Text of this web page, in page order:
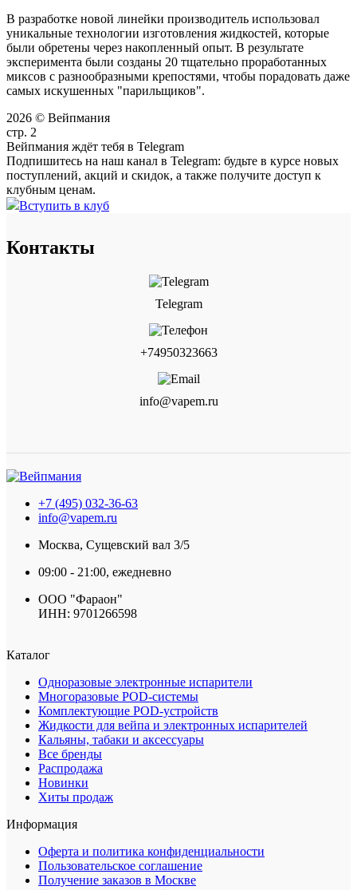
В разработке новой линейки производитель использовал
уникальные технологии изготовления жидкостей, которые
были обретены через накопленный опыт. В результате
эксперимента были созданы 20 тщательно проработанных
миксов с разнообразными крепостями, чтобы порадовать даже
самых искушенных "парильщиков".
2026 © Вейпмания
стр. 2
Вейпмания ждёт тебя в Telegram
Подпишитесь на наш канал в Telegram: будьте в курсе новых
поступлений, акций и скидок, а также получите доступ к
клубным ценам.
Вступить в клуб
Контакты
Telegram
+74950323663
info@vapem.ru
+7 (495) 032-36-63
info@vapem.ru
Москва, Сущевский вал 3/5
09:00 - 21:00, ежедневно
ООО "Фараон"
ИНН: 9701266598
Каталог
Одноразовые электронные испарители
Многоразовые POD-системы
Комплектующие POD-устройств
Жидкости для вейпа и электронных испарителей
Кальяны, табаки и аксессуары
Все бренды
Распродажа
Новинки
Хиты продаж
Информация
Оферта и политика конфиденциальности
Пользовательское соглашение
Получение заказов в Москве